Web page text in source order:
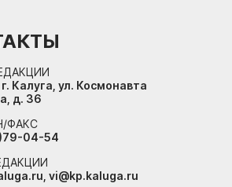
Калуга, ул. Космонавта
д. 36
ФАКС
04-54
vi@kp.kaluga.ru